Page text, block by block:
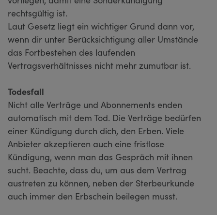
rechtsgültig ist.
Laut Gesetz liegt ein wichtiger Grund dann vor,
wenn dir unter Berücksichtigung aller Umstände
das Fortbestehen des laufenden
Vertragsverhältnisses nicht mehr zumutbar ist.
Todesfall
Nicht alle Verträge und Abonnements enden
automatisch mit dem Tod. Die Verträge bedürfen
einer Kündigung durch dich, den Erben. Viele
Anbieter akzeptieren auch eine fristlose
Kündigung, wenn man das Gespräch mit ihnen
sucht. Beachte, dass du, um aus dem Vertrag
austreten zu können, neben der Sterbeurkunde
auch immer den Erbschein beilegen musst.